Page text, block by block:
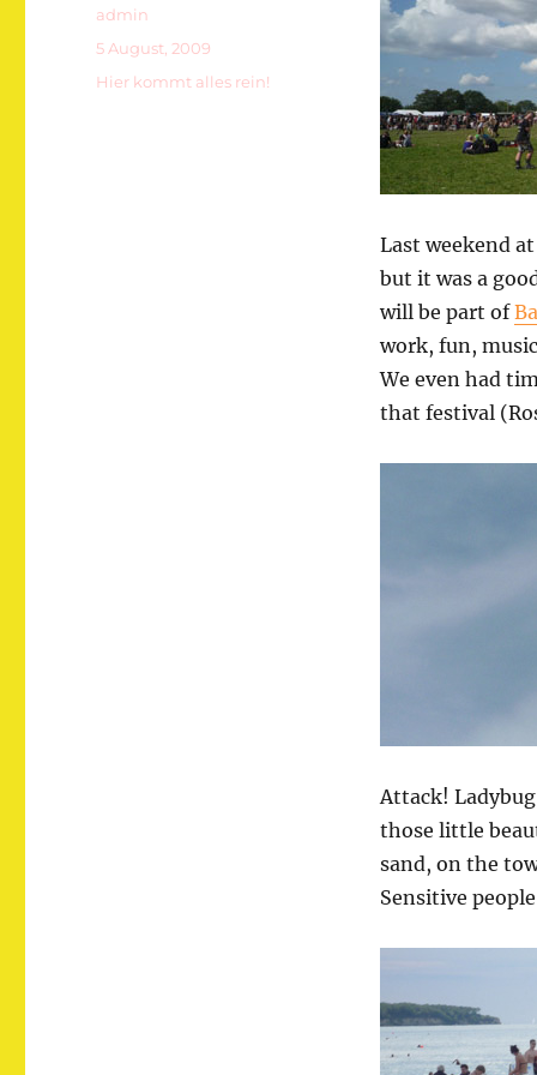
Last weekend
but it was a
will be part of
work, fun,
We even had
that festival
Attack!
those little
sand, on the
Sensitive
Autor
admin
Veröffentlicht
am
5 August, 2009
Kategorien
Hier kommt alles rein!